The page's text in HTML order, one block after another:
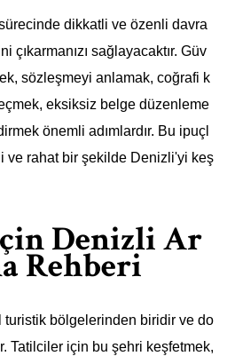
dikkatli ve özenli davra
çıkarmanızı sağlayacaktır. Güv
sözleşmeyi anlamak, coğrafi k
eksiksiz belge düzenleme
önemli adımlardır. Bu ipuçl
ve rahat bir şekilde Denizli'yi keş
Denizli Ar
Rehberi
bölgelerinden biridir ve do
Tatilciler için bu şehri keşfetmek,